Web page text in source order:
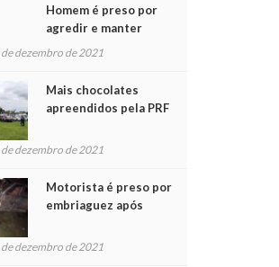
Homem é preso por
agredir e manter
mulher em cárcere
de dezembro de 2021
Mais chocolates
apreendidos pela PRF
crianças no Natal
de dezembro de 2021
Motorista é preso por
embriaguez após
feridos
de dezembro de 2021